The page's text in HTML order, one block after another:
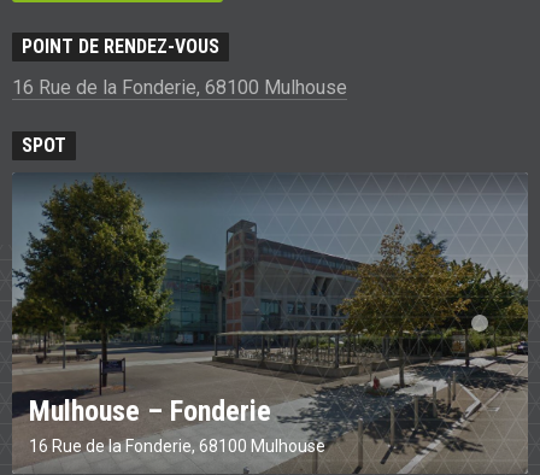
POINT DE RENDEZ-VOUS
16 Rue de la Fonderie, 68100 Mulhouse
SPOT
Mulhouse – Fonderie
16 Rue de la Fonderie, 68100 Mulhouse